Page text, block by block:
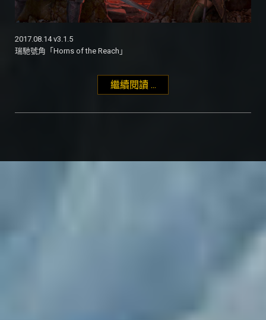
2017.08.14 v3.1.5
瑞馳號角「Horns of the Reach」
繼續閱讀 ...